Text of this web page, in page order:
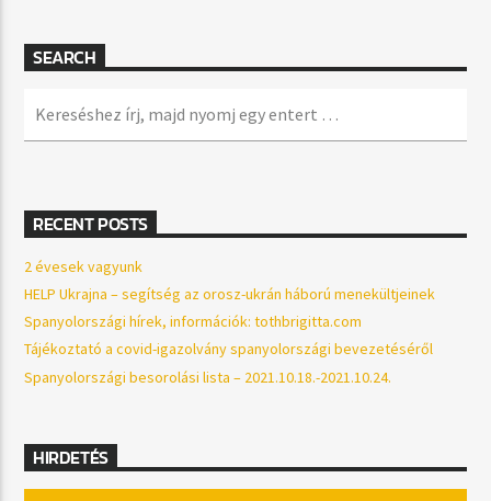
SEARCH
RECENT POSTS
2 évesek vagyunk
HELP Ukrajna – segítség az orosz-ukrán háború menekültjeinek
Spanyolországi hírek, információk: tothbrigitta.com
Tájékoztató a covid-igazolvány spanyolországi bevezetéséről
Spanyolországi besorolási lista – 2021.10.18.-2021.10.24.
HIRDETÉS